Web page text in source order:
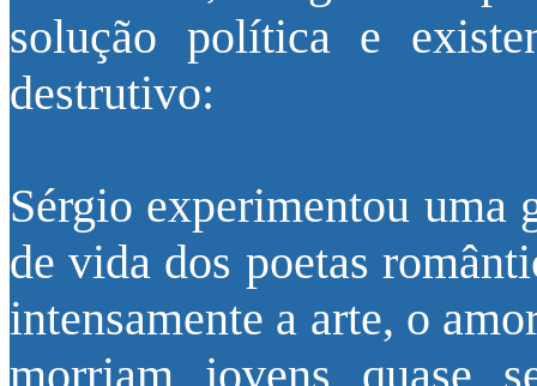
solução política e
destrutivo:
Sérgio experimentou uma
de vida dos poetas
intensamente a arte, o
morriam jovens quase